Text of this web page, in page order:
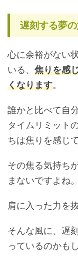
遅刻する夢
心に余裕がない
いる、 焦りを感
くなります。
誰かと比べて自
タイムリミット
ちは焦りを感じ
その焦る気持ち
まないですよね。
肩に入った力を
そんな風に、遅
っているのかも